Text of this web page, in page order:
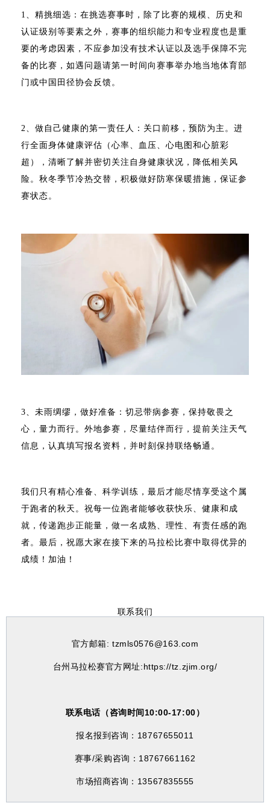
1、精挑细选：在挑选赛事时，除了比赛的规模、历史和
认证级别等要素之外，赛事的组织能力和专业程度也是重
要的考虑因素，不应参加没有技术认证以及选手保障不完
备的比赛，如遇问题请第一时间向赛事举办地当地体育部
门或中国田径协会反馈。
2、做自己健康的第一责任人：关口前移，预防为主。进
行全面身体健康评估（心率、血压、心电图和心脏彩
超），清晰了解并密切关注自身健康状况，降低相关风
险。秋冬季节冷热交替，积极做好防寒保暖措施，保证参
赛状态。
3、未雨绸缪，做好准备：切忌带病参赛，保持敬畏之
心，量力而行。外地参赛，尽量结伴而行，提前关注天气
信息，认真填写报名资料，并时刻保持联络畅通。
我们只有精心准备、科学训练，最后才能尽情享受这个属
于跑者的秋天。祝每一位跑者能够收获快乐、健康和成
就，传递跑步正能量，做一名成熟、理性、有责任感的跑
者。最后，祝愿大家在接下来的马拉松比赛中取得优异的
成绩！加油！
联系我们
官方邮箱: tzmls0576@163.com
台州马拉松赛官方网址:https://tz.zjim.org/
联系电话（咨询时间10:00-17:00）
报名报到咨询：18767655011
赛事/采购咨询：18767661162
市场招商咨询：13567835555